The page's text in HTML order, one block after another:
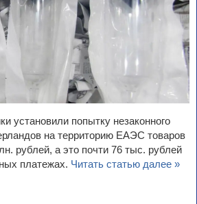
установили попытку незаконного
на территорию ЕАЭС товаров
рублей, а это почти 76 тыс. рублей
платежах. Читать статью далее »